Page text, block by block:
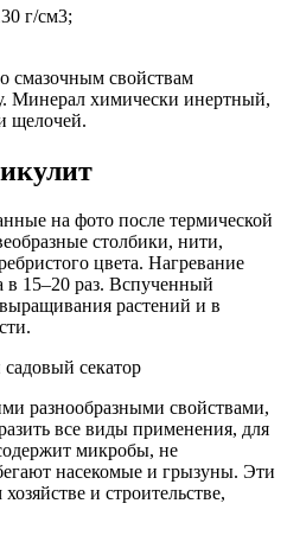
г/см3;
смазочным свойствам
Минерал химически инертный,
щелочей.
на фото после термической
столбики, нити,
цвета. Нагревание
в 15–20 раз. Вспученный
растений и в
секатор
разнообразными свойствами,
все виды применения, для
микробы, не
насекомые и грызуны. Эти
и строительстве,